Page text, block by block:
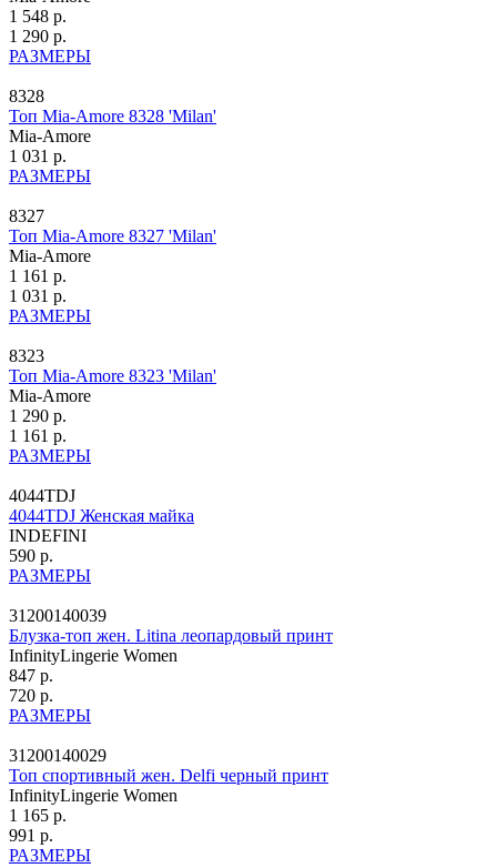
1 548 р.
1 290 р.
РАЗМЕРЫ
8328
Топ Mia-Amore 8328 'Milan'
Mia-Amore
1 031 р.
РАЗМЕРЫ
8327
Топ Mia-Amore 8327 'Milan'
Mia-Amore
1 161 р.
1 031 р.
РАЗМЕРЫ
8323
Топ Mia-Amore 8323 'Milan'
Mia-Amore
1 290 р.
1 161 р.
РАЗМЕРЫ
4044TDJ
4044TDJ Женская майка
INDEFINI
590 р.
РАЗМЕРЫ
31200140039
Блузка-топ жен. Litina леопардовый принт
InfinityLingerie Women
847 р.
720 р.
РАЗМЕРЫ
31200140029
Топ спортивный жен. Delfi черный принт
InfinityLingerie Women
1 165 р.
991 р.
РАЗМЕРЫ